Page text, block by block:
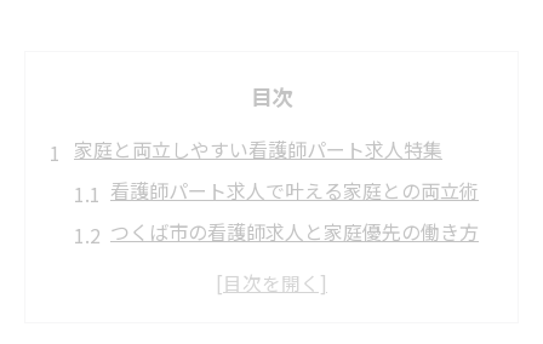
目次
家庭と両立しやすい看護師パート求人特集
看護師パート求人で叶える家庭との両立術
つくば市の看護師求人と家庭優先の働き方
パート看護師が選ぶ家庭に優しい勤務条件